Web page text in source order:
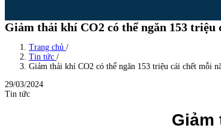
Giảm thải khí CO2 có thể ngăn 153 triệu
Trang chủ /
Tin tức /
Giảm thải khí CO2 có thể ngăn 153 triệu cái chết mỗi
29/03/2024
Tin tức
Giảm